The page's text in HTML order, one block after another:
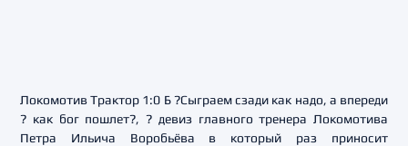
Локомотив Трактор 1:0 Б ?Сыграем сзади как надо, а впереди
? как бог пошлет?, ? девиз главного тренера Локомотива
Петра Ильича Воробьёва в который раз приносит